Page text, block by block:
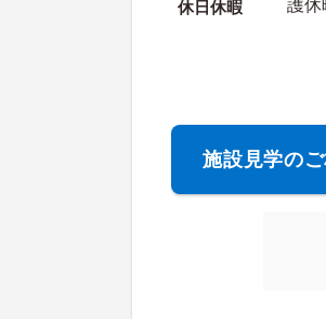
休日休暇
護休
施設見学の